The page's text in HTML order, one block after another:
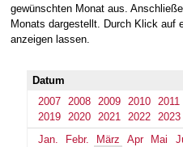
gewünschten Monat aus.
Monats dargestellt. Durch Klick auf
anzeigen lassen.
Datum
2007
2008 2009 2010
2011
2019
2020 2021 2022
2023
Jan.
Febr. März Apr Mai